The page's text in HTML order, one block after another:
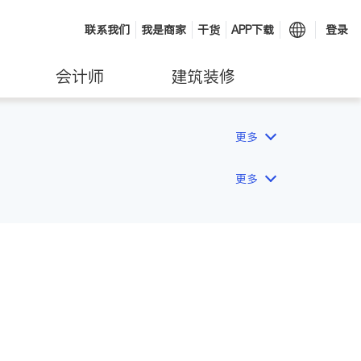
联系我们 我是商家 干货 APP下载 登录
会计师 建筑装修
更多
更多